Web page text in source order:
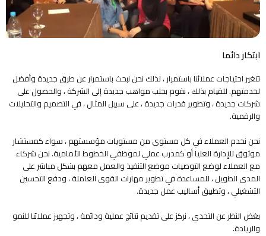
ابتكار دائما
تتغير احتياجات عملائنا باستمرار ، لذلك نحن نبحث باستمرار عن طرق جديدة وأفضل
لخدمتهم. للقيام بذلك ، نقوم بجلب مواهب جديدة إلى الشركة ، والحصول على
شركات جديدة ، وتطوير قدرات جديدة ، على سبيل المثال ، في التصميم والتحليلات
والرقمية.
نحن نخدم العملاء في كل مستوى من مستويات مؤسستهم ، سواء كمستشار
موثوق للإدارة العليا أو كمدرب عملي لموظفي الخطوط الأمامية. نحن شركاء
مع العملاء لوضع التوصيات موضع التنفيذ والعمل معهم بشكل مباشر على
المدى الطويل ، للمساعدة في تطوير مهارات القوى العاملة ، ودفع التحسين
التشغيلي ، وتطبيق أساليب عمل جديدة.
بغض النظر عن التحدي ، نركز على تقديم نتائج عملية ودائمة ، وتجهيز عملائنا للنمو
والريادة.